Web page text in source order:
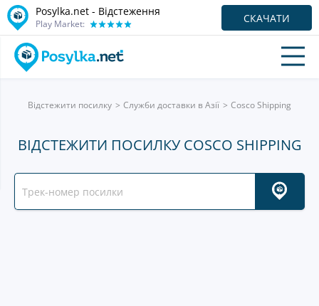
Posylka.net - Відстеження
Play Market: СКАЧАТИ
Відстежити посилку Служби доставки в Азії Cosco Shipping
ВІДСТЕЖИТИ ПОСИЛКУ COSCO SHIPPING